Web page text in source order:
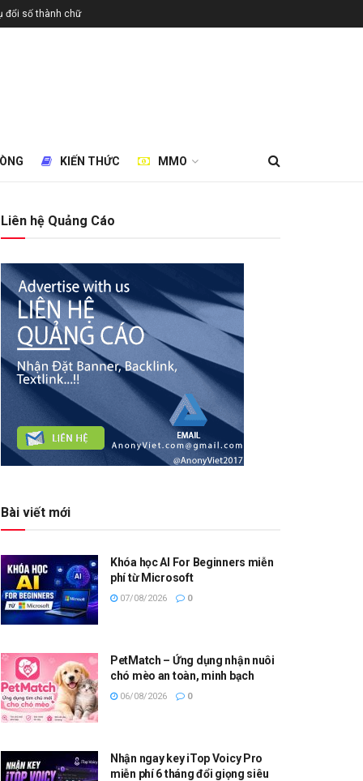
đổi số thành chữ
KIẾN THỨC MMO
Liên hệ Quảng Cáo
Bài viết mới
Khóa học AI For Beginners miễn
phí từ Microsoft
07/08/2026 0
PetMatch – Ứng dụng nhận nuôi
chó mèo an toàn, minh bạch
06/08/2026 0
Nhận ngay key iTop Voicy Pro
miễn phí 6 tháng đổi giọng siêu